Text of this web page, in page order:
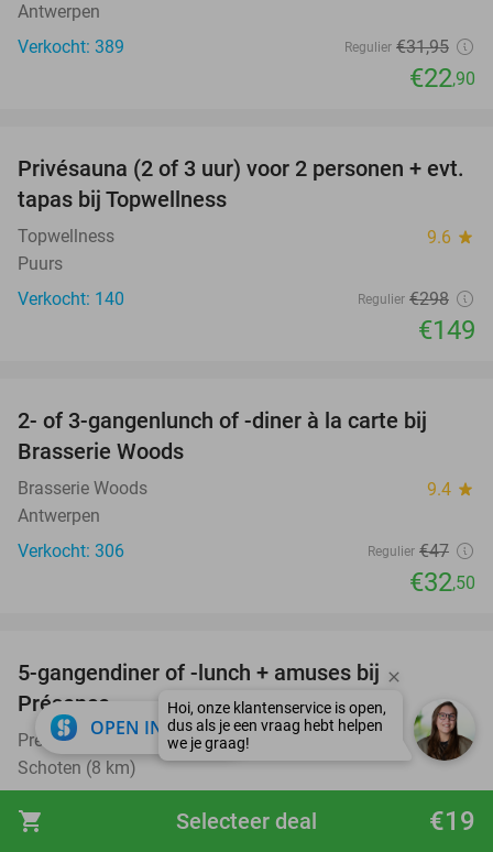
shopping_cart €19
Selecteer deal
Antwerpen
Verkocht: 389
Regulier €31,95
€22,90
50%
Privésauna (2 of 3 uur) voor 2 personen + evt.
tapas bij Topwellness
Topwellness 9.6 star
Puurs
Verkocht: 140
Regulier €298
€149
31%
2- of 3-gangenlunch of -diner à la carte bij
Brasserie Woods
Brasserie Woods 9.4 star
Antwerpen
Verkocht: 306
Regulier €47
€32,50
5-gangendiner of -lunch + amuses bij
Présence
Présence 9.8 star
Schoten (8 km)
€39,90
OPEN IN APP close